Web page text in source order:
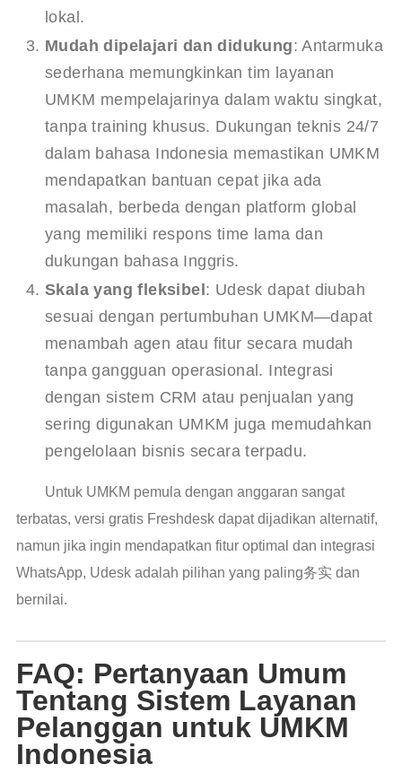
lokal.
Mudah dipelajari dan didukung: Antarmuka
sederhana memungkinkan tim layanan
UMKM mempelajarinya dalam waktu singkat,
tanpa training khusus. Dukungan teknis 24/7
dalam bahasa Indonesia memastikan UMKM
mendapatkan bantuan cepat jika ada
masalah, berbeda dengan platform global
yang memiliki respons time lama dan
dukungan bahasa Inggris.
Skala yang fleksibel: Udesk dapat diubah
sesuai dengan pertumbuhan UMKM—dapat
menambah agen atau fitur secara mudah
tanpa gangguan operasional. Integrasi
dengan sistem CRM atau penjualan yang
sering digunakan UMKM juga memudahkan
pengelolaan bisnis secara terpadu.
Untuk UMKM pemula dengan anggaran sangat
terbatas, versi gratis Freshdesk dapat dijadikan alternatif,
namun jika ingin mendapatkan fitur optimal dan integrasi
WhatsApp, Udesk adalah pilihan yang paling务实 dan
bernilai.
FAQ: Pertanyaan Umum
Tentang Sistem Layanan
Pelanggan untuk UMKM
Indonesia